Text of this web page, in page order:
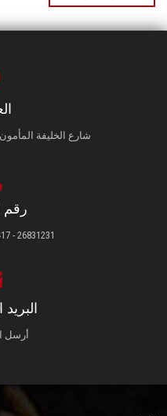
شارع الخليفة
رقم
26831231 - 26831417 - 26831474
أرسل